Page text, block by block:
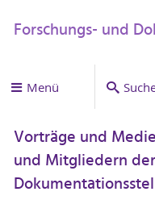
Forschungs- und
Menü
Vorträge und
und Mitgliedern